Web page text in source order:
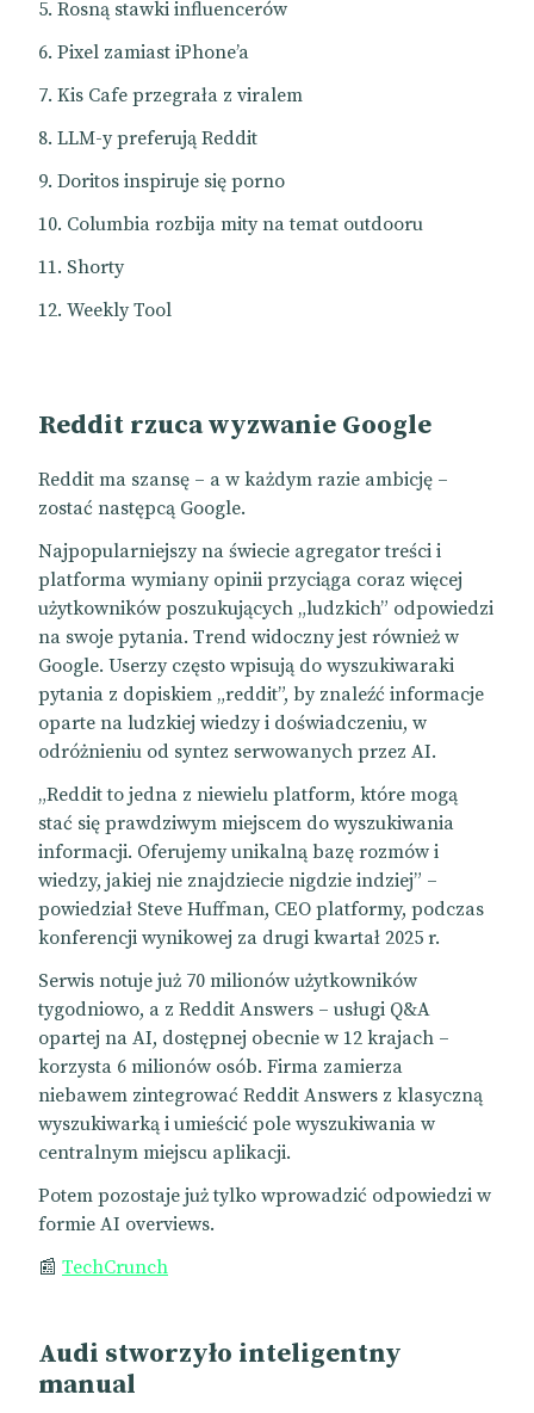
Rosną stawki influencerów
Pixel zamiast iPhone’a
Kis Cafe przegrała z viralem
LLM-y preferują Reddit
Doritos inspiruje się porno
Columbia rozbija mity na temat outdooru
Shorty
Weekly Tool
Reddit rzuca wyzwanie Google
Reddit ma szansę – a w każdym razie ambicję –
zostać następcą Google.
Najpopularniejszy na świecie agregator treści i
platforma wymiany opinii przyciąga coraz więcej
użytkowników poszukujących „ludzkich” odpowiedzi
na swoje pytania. Trend widoczny jest również w
Google. Userzy często wpisują do wyszukiwaraki
pytania z dopiskiem „reddit”, by znaleźć informacje
oparte na ludzkiej wiedzy i doświadczeniu, w
odróżnieniu od syntez serwowanych przez AI.
„Reddit to jedna z niewielu platform, które mogą
stać się prawdziwym miejscem do wyszukiwania
informacji. Oferujemy unikalną bazę rozmów i
wiedzy, jakiej nie znajdziecie nigdzie indziej” –
powiedział Steve Huffman, CEO platformy, podczas
konferencji wynikowej za drugi kwartał 2025 r.
Serwis notuje już 70 milionów użytkowników
tygodniowo, a z Reddit Answers – usługi Q&A
opartej na AI, dostępnej obecnie w 12 krajach –
korzysta 6 milionów osób. Firma zamierza
niebawem zintegrować Reddit Answers z klasyczną
wyszukiwarką i umieścić pole wyszukiwania w
centralnym miejscu aplikacji.
Potem pozostaje już tylko wprowadzić odpowiedzi w
formie AI overviews.
📰 TechCrunch
Audi stworzyło inteligentny
manual